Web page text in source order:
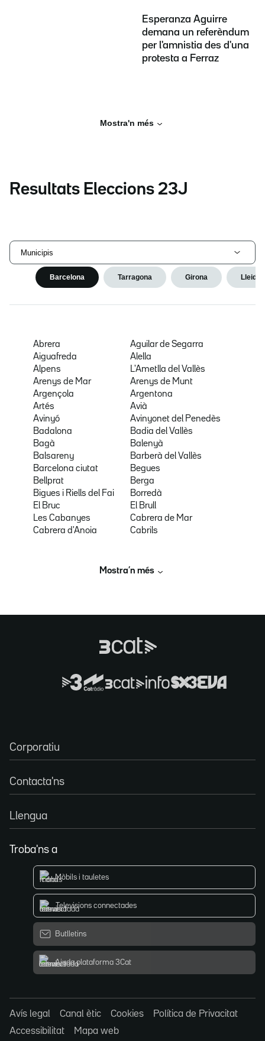
Esperanza Aguirre
demana un referèndum
per l'amnistia des d'una
protesta a Ferraz
Mostra'n més
Resultats Eleccions 23J
Municipis
Barcelona Tarragona Girona Lleida
Abrera
Aguilar de Segarra
Aiguafreda
Alella
Alpens
L'Ametlla del Vallès
Arenys de Mar
Arenys de Munt
Argençola
Argentona
Artés
Avià
Avinyó
Avinyonet del Penedès
Badalona
Badia del Vallès
Bagà
Balenyà
Balsareny
Barberà del Vallès
Barcelona ciutat
Begues
Bellprat
Berga
Bigues i Riells del Fai
Borredà
El Bruc
El Brull
Les Cabanyes
Cabrera de Mar
Cabrera d'Anoia
Cabrils
Mostra’n més
Corporatiu
Contacta'ns
Llengua
Troba'ns a
Mòbils i tauletes
Televisions connectades
Butlletins
Ajuda plataforma 3Cat
Avís legal Canal ètic Cookies
Política de Privacitat
Accessibilitat
Mapa web